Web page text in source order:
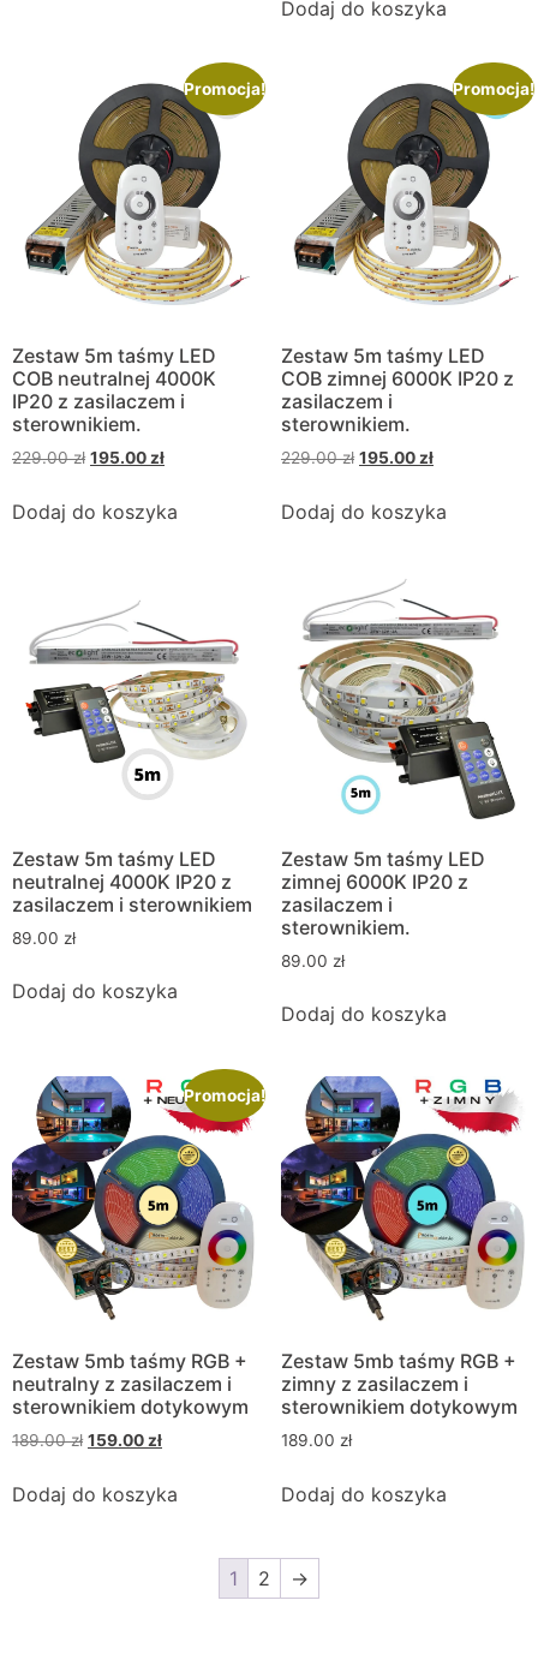
Dodaj do koszyka
Promocja!
Zestaw 5m taśmy LED
COB neutralnej 4000K
IP20 z zasilaczem i
sterownikiem.
229.00zł 195.00 zł
Dodaj do koszyka
Promocja!
Zestaw 5m taśmy LED
COB zimnej 6000K IP20 z
zasilaczem i
sterownikiem.
229.00zł 195.00 zł
Dodaj do koszyka
Zestaw 5m taśmy LED
neutralnej 4000K IP20 z
zasilaczem i sterownikiem
89.00 zł
Dodaj do koszyka
Zestaw 5m taśmy LED
zimnej 6000K IP20 z
zasilaczem i
sterownikiem.
89.00 zł
Dodaj do koszyka
Promocja!
Zestaw 5mb taśmy RGB +
neutralny z zasilaczem i
sterownikiem dotykowym
189.00zł 159.00zł
Dodaj do koszyka
Zestaw 5mb taśmy RGB +
zimny z zasilaczem i
sterownikiem dotykowym
189.00 zł
Dodaj do koszyka
1 2 →